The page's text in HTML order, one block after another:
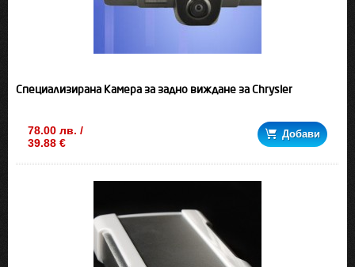
Специализирана Камера за задно виждане за Chrysler
78.00 лв. /
39.88 €
Добави